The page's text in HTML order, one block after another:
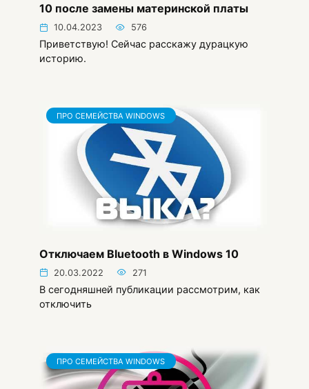
10 после замены материнской платы
10.04.2023 576
Приветствую! Сейчас расскажу дурацкую
историю.
ПРО СЕМЕЙСТВА WINDOWS
Отключаем Bluetooth в Windows 10
20.03.2022 271
В сегодняшней публикации рассмотрим, как
отключить
ПРО СЕМЕЙСТВА WINDOWS